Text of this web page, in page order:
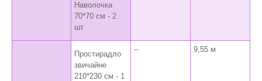
Наволочка
70*70 см - 2
шт
Простирадло
звичайне
210*230 см - 1
-- 9,55 м